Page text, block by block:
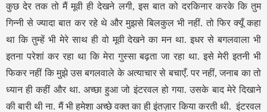
कुछ देर तक तो मैं मूवी ही देखने लगी, इस बात को दरकिनार करके कि तुम
गिन्नी से ज्यादा बात कर रहे थे और मुझसे बिलकुल भी नहीं. तो फिर क्यूँ कहा
था कि तुम्हें भी मेरे साथ ही वो मूवी देखने का मन था. इधर से बगलवाला भी
इतना परेशां कर रहा था कि मेरा गुस्सा बढ़ता जा रहा था. इसे मेरी इतनी भी
फिकर नहीं कि मुझे उस बगलवाले के अत्याचार से बचाएँ. पर नहीं, जनाब का तो
ध्यान ही कहीं और था. अच्छा हुआ जो इंटरवल हो गया. उसके बाद मेरे दिखाने
की बारी थी ना. मैं भी हमेशा अच्छे वक्त का ही इंतज़ार किया करती थी. इंटरवल